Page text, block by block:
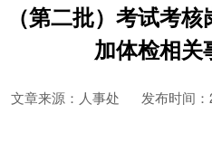
（第二批）考试考
加体检相关
文章来源：人事处 发布时间